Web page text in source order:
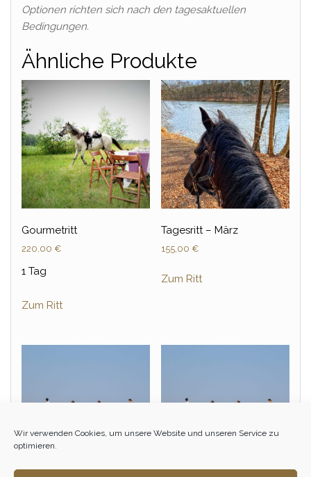
Wir verwenden Cookies, um unsere Website und unseren Service zu
optimieren.
Optionen richten sich nach den tagesaktuellen
Bedingungen.
Ähnliche Produkte
Gourmetritt
220,00 €
1 Tag
Zum Ritt
Tagesritt – März
155,00 €
Zum Ritt